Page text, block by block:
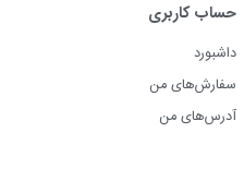
حساب کاربری
داشبورد
سفارش‌های من
آدرس‌های من